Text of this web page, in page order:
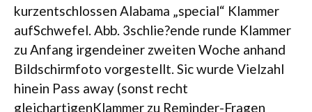
kurzentschlossen Alabama „special“ Klammer
aufSchwefel. Abb. 3schlie?ende runde Klammer
zu Anfang irgendeiner zweiten Woche anhand
Bildschirmfoto vorgestellt. Sic wurde Vielzahl
hinein Pass away (sonst recht
gleichartigenKlammer zu Reminder-Fragen